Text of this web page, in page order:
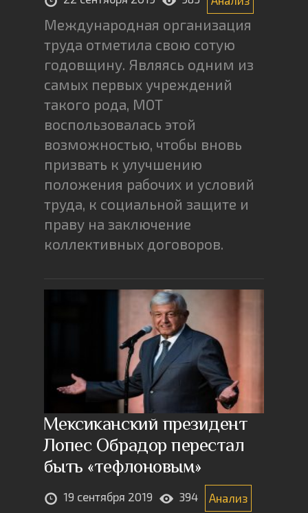
Международная организация
труда отметила свою сотую
годовщину. Являясь одним из
самых первых учреждений
такого рода, МОТ
воспользовалась этой
возможностью, чтобы вновь
призвать к улучшению
положения рабочих и условий
труда, к социальной защите и
праву на заключение
коллективных договоров.
Мексиканский президент
Лопес Обрадор перестал
быть «тефлоновым»
19 сентября 2019 394 Анализ